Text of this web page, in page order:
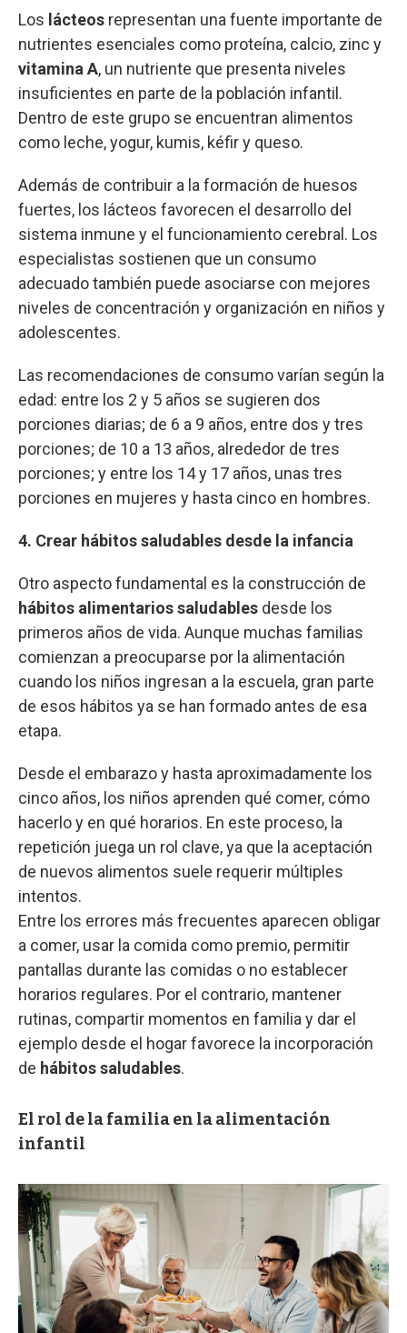
Los lácteos representan una fuente importante de
nutrientes esenciales como proteína, calcio, zinc y
vitamina A, un nutriente que presenta niveles
insuficientes en parte de la población infantil.
Dentro de este grupo se encuentran alimentos
como leche, yogur, kumis, kéfir y queso.
Además de contribuir a la formación de huesos
fuertes, los lácteos favorecen el desarrollo del
sistema inmune y el funcionamiento cerebral. Los
especialistas sostienen que un consumo
adecuado también puede asociarse con mejores
niveles de concentración y organización en niños y
adolescentes.
Las recomendaciones de consumo varían según la
edad: entre los 2 y 5 años se sugieren dos
porciones diarias; de 6 a 9 años, entre dos y tres
porciones; de 10 a 13 años, alrededor de tres
porciones; y entre los 14 y 17 años, unas tres
porciones en mujeres y hasta cinco en hombres.
4. Crear hábitos saludables desde la infancia
Otro aspecto fundamental es la construcción de
hábitos alimentarios saludables desde los
primeros años de vida. Aunque muchas familias
comienzan a preocuparse por la alimentación
cuando los niños ingresan a la escuela, gran parte
de esos hábitos ya se han formado antes de esa
etapa.
Desde el embarazo y hasta aproximadamente los
cinco años, los niños aprenden qué comer, cómo
hacerlo y en qué horarios. En este proceso, la
repetición juega un rol clave, ya que la aceptación
de nuevos alimentos suele requerir múltiples
intentos.
Entre los errores más frecuentes aparecen obligar
a comer, usar la comida como premio, permitir
pantallas durante las comidas o no establecer
horarios regulares. Por el contrario, mantener
rutinas, compartir momentos en familia y dar el
ejemplo desde el hogar favorece la incorporación
de hábitos saludables.
El rol de la familia en la alimentación
infantil